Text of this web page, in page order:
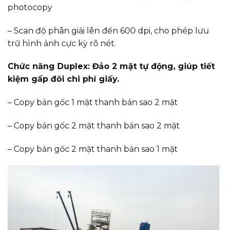
photocopy
– Scan độ phân giải lên đến 600 dpi, cho phép lưu
trữ hình ảnh cực kỳ rõ nét.
Chức năng Duplex: Đảo 2 mặt tự động, giúp tiết
kiệm gấp đôi chi phí giấy.
– Copy bản gốc 1 mặt thanh bản sao 2 mặt
– Copy bản gốc 2 mặt thanh bản sao 2 mặt
– Copy bản gốc 2 mặt thanh bản sao 1 mặt